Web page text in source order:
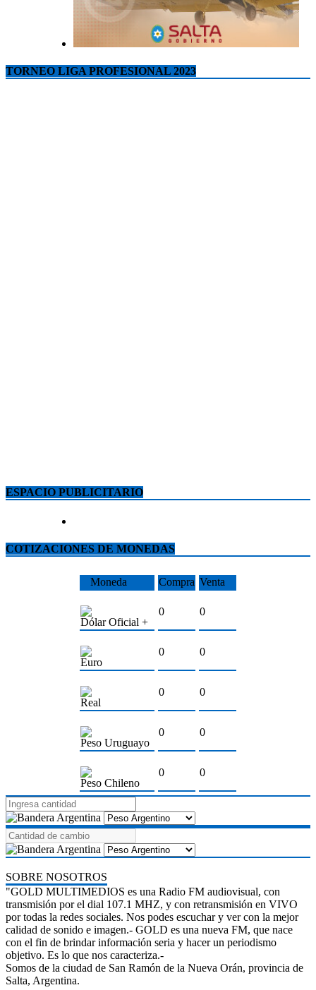
TORNEO LIGA PROFESIONAL 2023
ESPACIO PUBLICITARIO
COTIZACIONES DE MONEDAS
Moneda Compra Venta
Dólar Oficial +
0 0
Euro
0 0
Real
0 0
Peso Uruguayo
0 0
Peso Chileno
0 0
SOBRE NOSOTROS
"GOLD MULTIMEDIOS es una Radio FM audiovisual, con
transmisión por el dial 107.1 MHZ, y con retransmisión en VIVO
por todas la redes sociales. Nos podes escuchar y ver con la mejor
calidad de sonido e imagen.- GOLD es una nueva FM, que nace
con el fin de brindar información seria y hacer un periodismo
objetivo. Es lo que nos caracteriza.-
Somos de la ciudad de San Ramón de la Nueva Orán, provincia de
Salta, Argentina.